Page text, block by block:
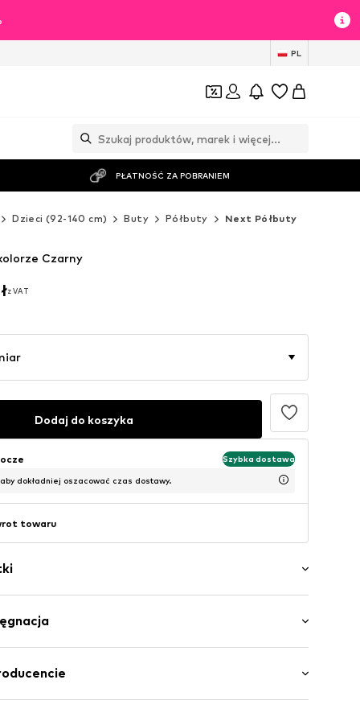
PL
PŁATNOŚĆ ZA POBRANIEM
Dzieci (92-140 cm) Buty Półbuty Next Półbuty
z VAT
Czarny
Dodaj do koszyka
Szybka dostawa
dokładniej oszacować czas dostawy.
towaru
Materiał wierzchni: Skóra